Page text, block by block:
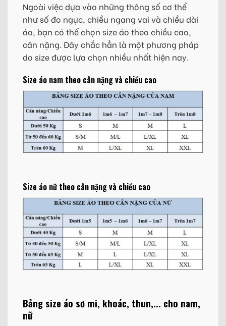
Ngoài việc dựa vào những thông số cơ thể
như số đo ngực, chiều ngang vai và chiều dài
áo, bạn có thể chọn size áo theo chiều cao,
cân nặng. Đây chắc hẳn là một phương pháp
do size được lựa chọn nhiều nhất hiện nay.
Size áo nam theo cân nặng và chiều cao
Size áo nữ theo cân nặng và chiều cao
Bảng size áo sơ mi, khoác, thun,... cho nam,
nữ